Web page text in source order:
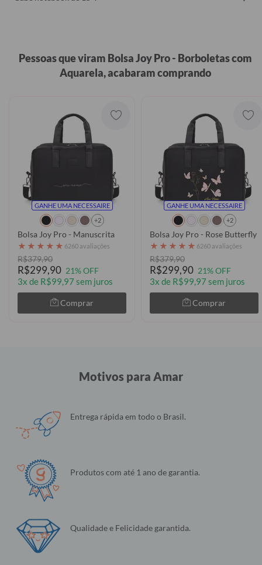
Pessoas que viram Bolsa Joy Pro - Borboletas com
Aquarela, acabaram comprando
GANHE UMA NECESSAIRE
+2
Bolsa Joy Pro - Manuscrita
★ ★ ★ ★ ★ 6260 avaliações
R$379,90
R$299,90 21% OFF
3x de R$99,97 sem juros
Comprar
GANHE UMA NECESSAIRE
+2
Bolsa Joy Pro - Rose Butterfly
★ ★ ★ ★ ★ 6260 avaliações
R$379,90
R$299,90 21% OFF
3x de R$99,97 sem juros
Comprar
Motivos para Amar
Entrega rápida em todo o Brasil.
Produtos com até 1 ano de garantia.
Qualidade e Felicidade garantida.